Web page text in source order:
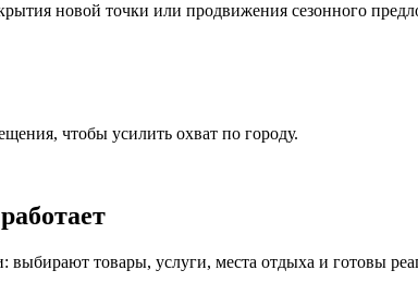
новой точки или продвижения сезонного
чтобы усилить охват по городу.
выбирают товары, услуги, места отдыха и готовы